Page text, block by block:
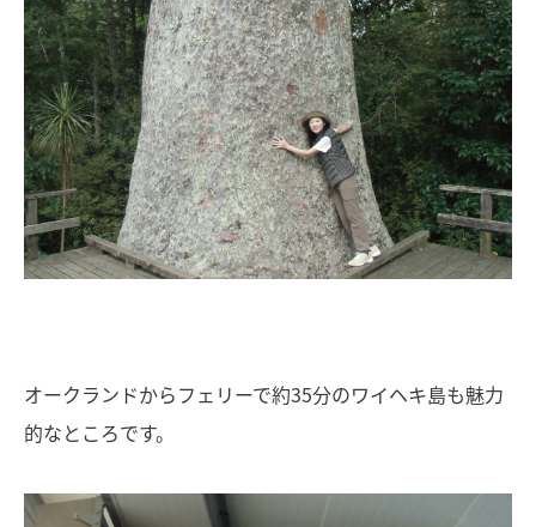
オークランドからフェリーで約35分のワイヘキ島も魅力
的なところです。